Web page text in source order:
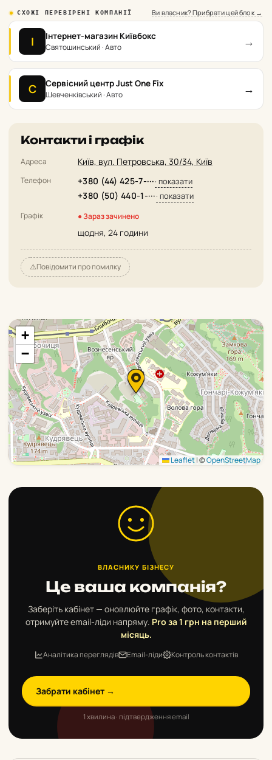
СХОЖІ ПЕРЕВІРЕНІ КОМПАНІЇ Ви власник? Прибрати цей блок →
І Інтернет-магазин Київбокс
Святошинський · Авто →
С Сервісний центр Just One Fix
Шевченківський · Авто →
Контакти і графік
Адреса Київ, вул. Петровська, 30/34, Київ
Телефон +380 (44) 425-7-···· показати
+380 (50) 440-1-···· показати
Графік ● Зараз зачинено
щодня, 24 години
⚠️Повідомити про помилку
+
−
Leaflet|©OpenStreetMap
ВЛАСНИКУ БІЗНЕСУ
Це ваша компанія?
Заберіть кабінет — оновлюйте графік, фото, контакти,
отримуйте email-ліди напряму. Pro за 1 грн на перший
місяць.
Аналітика переглядів Email-ліди Контроль контактів
Забрати кабінет →
1 хвилина · підтвердження email